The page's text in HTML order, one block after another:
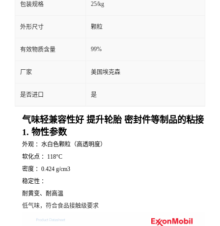
包装规格 25/kg
外形尺寸 颗粒
有效物质含量 99%
厂家 美国埃克森
是否进口 是
气味轻兼容性好 提升轮胎 密封件等制品的粘接
1. 物性参数
外观 ：水白色颗粒（高透明度）
软化点 ：118°C
密度 ：0.424 g/cm3
稳定性 ：
耐黄变、耐高温
低气味，符合食品接触级要求